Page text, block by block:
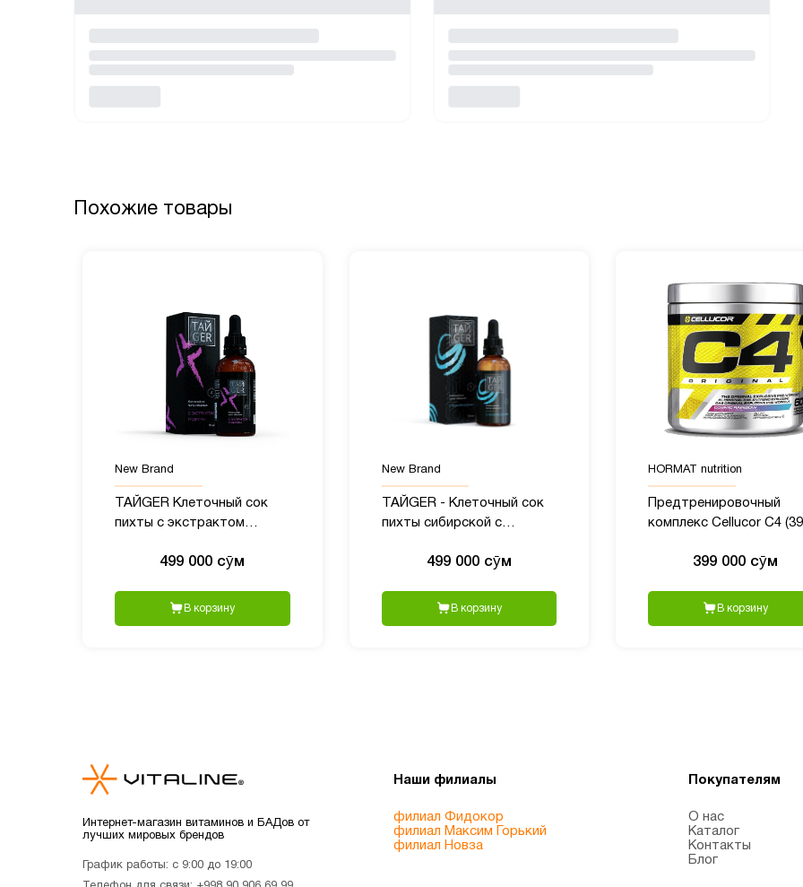
Похожие товары
New Brand
ТАЙGER Клеточный сок
пихты с экстрактом
499 000 сӯм
В корзину
New Brand
ТАЙGER - Клеточный сок
пихты сибирской с
499 000 сӯм
В корзину
HORMAT nutrition
Предтренировочный
комплекс Cellucor C4 (390
399 000 сӯм
В корзину
Интернет-магазин витаминов и БАДов от
лучших мировых брендов
График работы: с 9:00 до 19:00
Наши филиалы
филиал Фидокор
филиал Максим Горький
филиал Новза
Покупателям
О нас
Каталог
Контакты
Блог